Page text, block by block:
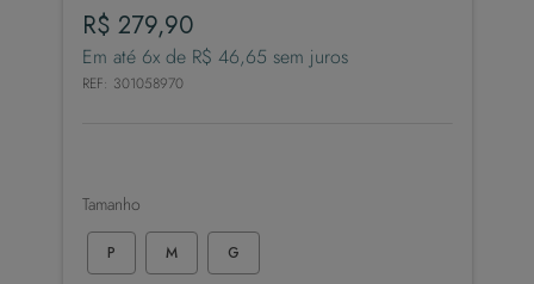
R$ 279,90
Em até 6x de R$ 46,65 sem juros
REF: 301058970
Tamanho
P M G